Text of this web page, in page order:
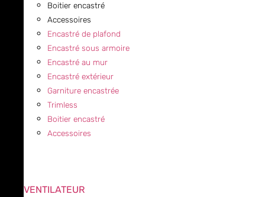
Boitier encastré
Accessoires
Encastré de plafond
Encastré sous armoire
Encastré au mur
Encastré extérieur
Garniture encastrée
Trimless
Boitier encastré
Accessoires
VENTILATEUR